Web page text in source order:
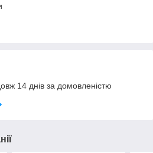
14 днів за домовленістю